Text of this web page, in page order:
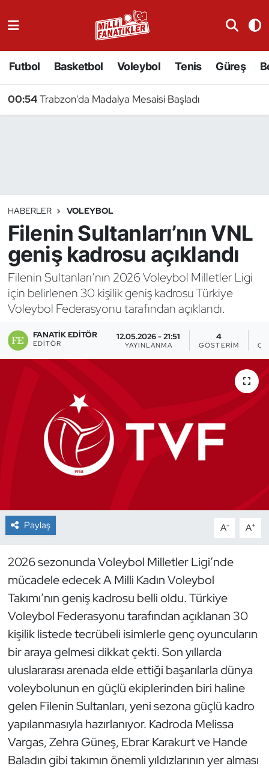
Futbol Basketbol Voleybol Tenis Güreş
00:54Trabzon'da Madalya Mesaisi Başladı
HABERLER VOLEYBOL
Filenin Sultanları’nın VNL
geniş kadrosu açıklandı
Filenin Sultanları’nın 2026 Voleybol Milletler Ligi
için belirlenen 30 kişilik geniş kadrosu Türkiye
Voleybol Federasyonu tarafından açıklandı.
FANATIK EDITÖR
EDITÖR
12.05.2026 - 21:51
YAYINLANMA
4
GÖSTERIM
Paylaş A- A+
2026 sezonunda Voleybol Milletler Ligi’nde
mücadele edecek A Milli Kadın Voleybol
Takımı’nın geniş kadrosu belli oldu. Türkiye
Voleybol Federasyonu tarafından açıklanan 30
kişilik listede tecrübeli isimlerle genç oyuncuların
bir araya gelmesi dikkat çekti. Son yıllarda
uluslararası arenada elde ettiği başarılarla dünya
voleybolunun en güçlü ekiplerinden biri haline
gelen Filenin Sultanları, yeni sezona güçlü kadro
yapılanmasıyla hazırlanıyor. Kadroda Melissa
Vargas, Zehra Güneş, Ebrar Karakurt ve Hande
Baladın gibi takımın önemli yıldızlarının yer alması
Badminton
Binicilik
Bisiklet
Bocce Bowling Dart
Buz Pateni
Çim Hokeyi
Cimnastik
Dağcılık
Dans Sporları
Dövüş Sanatı
E-Spor
Eskrim
Futbol
Futsal
Genel